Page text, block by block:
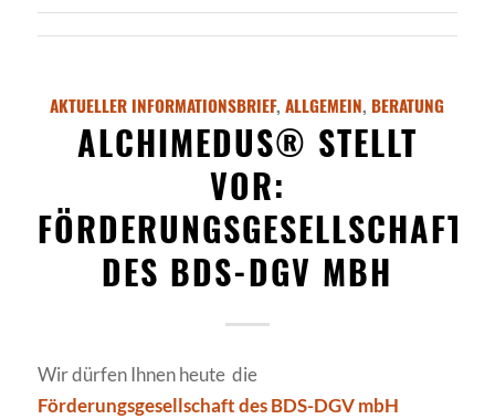
AKTUELLER INFORMATIONSBRIEF,ALLGEMEIN, BERATUNG
ALCHIMEDUS® STELLT
VOR:
FÖRDERUNGSGESELLSCHAFT
DES BDS-DGV MBH
Wir dürfen Ihnen heute die
Förderungsgesellschaft des BDS-DGV mbH